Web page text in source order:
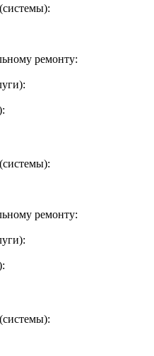
ремонту:
ремонту: